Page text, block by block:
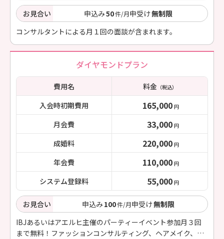
お見合い 申込み50件/月申受け無制限
コンサルタントによる月１回の面談が含まれます。
ダイヤモンドプラン
費用名 料金（税込）
入会時初期費用 165,000 円
月会費 33,000 円
成婚料 220,000 円
年会費 110,000 円
システム登録料 55,000 円
お見合い 申込み100件/月申受け無制限
IBJあるいはアエルヒ主催のパーティーイベント参加月３回
まで無料！ファッションコンサルティング、ヘアメイク、フ